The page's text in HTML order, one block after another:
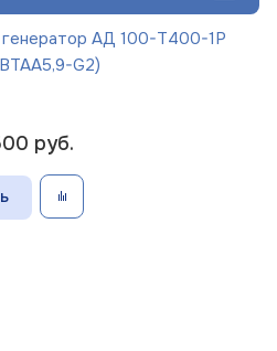
АД 100-Т400-1Р
G2)
руб.